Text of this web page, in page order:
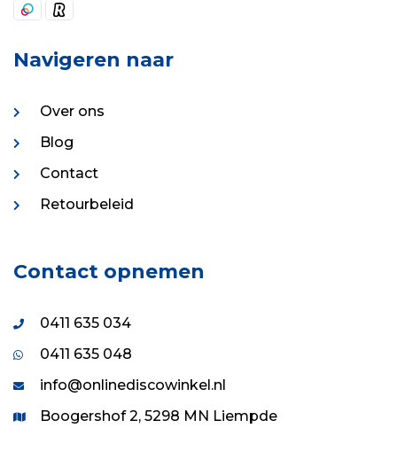
Navigeren naar
Over ons
Blog
Contact
Retourbeleid
Contact opnemen
0411 635 034
0411 635 048
info@onlinediscowinkel.nl
Boogershof 2, 5298 MN Liempde